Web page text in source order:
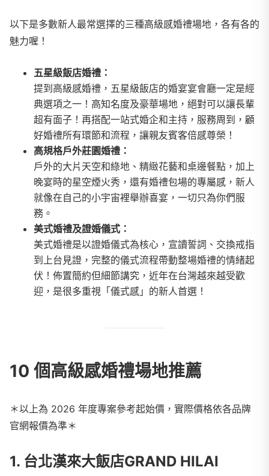
以下是多數新人最常選擇的三種高級感婚禮場地，各有各的
魅力喔！
五星級飯店婚禮：
提到高級感婚禮，五星級飯店的婚宴宴會廳一定是經
典選項之一！高知名度及豪華場地，絕對可以讓長輩
超有面子！再搭配一站式婚企和主持，服務周到，顧
好婚禮所有環節和流程，讓親友賓客倍感尊榮！
高規格戶外莊園婚禮：
戶外的大片天空和綠地、精緻花藝和桌邊餐點，加上
晚宴時的星空煙火秀，還有婚禮包場的專屬感，新人
就像在自己的小宇宙裡舉辦喜宴，一切只為你們服
務。
美式婚禮及證婚儀式：
美式婚禮是以證婚儀式為核心，宣讀誓詞、交換戒指
到上台見證，完整的儀式流程帶動整場婚禮的情緒起
伏！佈置簡約但細節講究，近年在台灣越來越受歡
迎，是很多重視「儀式感」的新人首選！
10 個高級感婚禮場地推薦
＊以上為 2026 年度專案參考起始價，實際價格依各品牌
官網報價為準＊
1. 台北漢來大飯店GRAND HILAI